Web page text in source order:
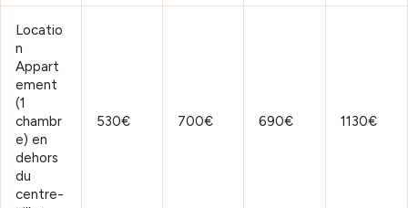
Locatio
n
Appart
ement
(1
chambr
e) en
dehors
du
centre-
530€ 700€ 690€ 1130€